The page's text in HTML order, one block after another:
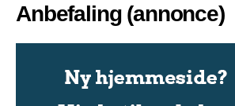
Anbefaling (annonce)